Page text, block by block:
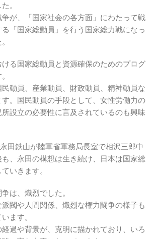
。
が、「国家社会の各方面」にわたって戦
「国家総動員」を行う国家総力戦になっ
る国家総動員と資源確保のためのプログ
動員、産業動員、財政動員、精神動員な
。国民動員の手段として、女性労働力の
設立の必要性に言及されているのも興味
田鉄山が陸軍省軍務局長室で相沢三郎中
、永田の構想は生き続け、日本は国家総
いきます。
は、熾烈でした。
閥や人間関係、熾烈な権力闘争の様子も
ます。
過や背景が、克明に描かれており、いろ